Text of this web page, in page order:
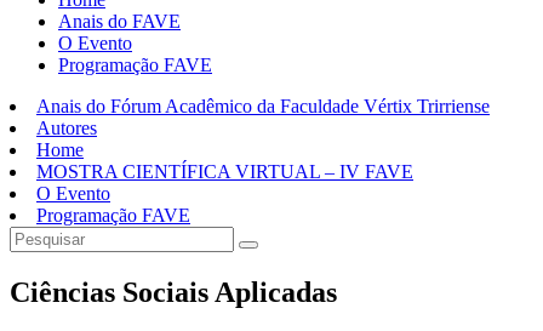
Anais do FAVE
O Evento
Programação FAVE
Anais do Fórum Acadêmico da Faculdade Vértix Trirriense
Autores
Home
MOSTRA CIENTÍFICA VIRTUAL – IV FAVE
O Evento
Programação FAVE
Ciências Sociais Aplicadas